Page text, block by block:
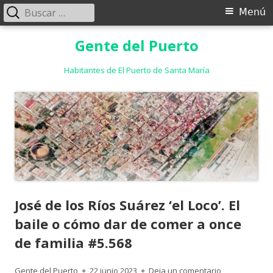
Gente del Puerto
Habitantes de El Puerto de Santa María
Menú
Menú
Buscar:
José de los Ríos Suárez ‘el Loco’. El
baile o cómo dar de comer a once
de familia #5.568
Autor
Gente del Puerto Publicado
22 junio 2023 Deja un comentario